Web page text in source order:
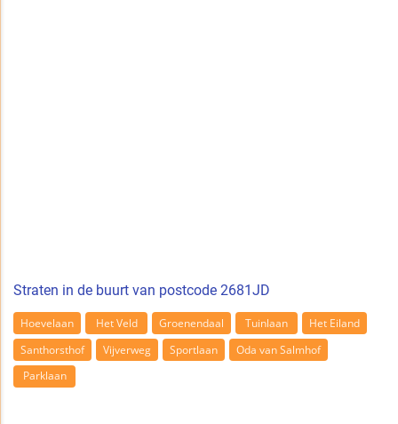
Straten in de buurt van postcode 2681JD
Hoevelaan Het Veld Groenendaal Tuinlaan
Het Eiland
Santhorsthof
Vijverweg Sportlaan
Oda van Salmhof
Parklaan